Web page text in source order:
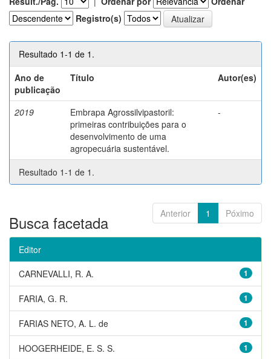
Registro(s)
Resultado 1-1 de 1.
Ano de
publicação
Título Autor(es)
2019
Embrapa Agrossilvipastoril:
primeiras contribuições para o
desenvolvimento de uma
agropecuária sustentável.
-
Resultado 1-1 de 1.
Anterior 1 Póximo
Busca facetada
Editor
1
CARNEVALLI, R. A.
1
FARIA, G. R.
1
FARIAS NETO, A. L. de
1
HOOGERHEIDE, E. S. S.